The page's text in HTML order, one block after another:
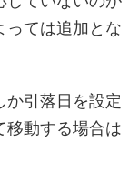
っては追加とな
か引落日を設定
移動する場合は